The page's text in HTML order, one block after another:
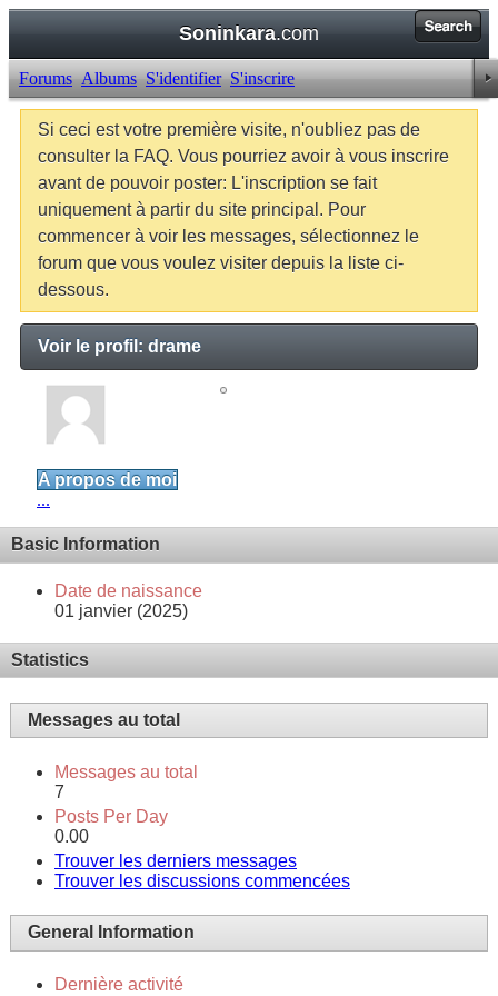
Soninkara.com
Forums Albums S'identifier S'inscrire
Si ceci est votre première visite, n'oubliez pas de
consulter la FAQ. Vous pourriez avoir à vous inscrire
avant de pouvoir poster: L'inscription se fait
uniquement à partir du site principal. Pour
commencer à voir les messages, sélectionnez le
forum que vous voulez visiter depuis la liste ci-
dessous.
Voir le profil: drame
A propos de moi
...
Basic Information
Date de naissance
01 janvier (2025)
Statistics
Messages au total
Messages au total
7
Posts Per Day
0.00
Trouver les derniers messages
Trouver les discussions commencées
General Information
Dernière activité